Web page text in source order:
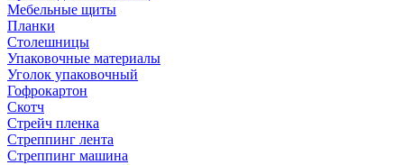
Мебельные щиты
Планки
Столешницы
Упаковочные материалы
Уголок упаковочный
Гофрокартон
Скотч
Стрейч пленка
Стреппинг лента
Стреппинг машина